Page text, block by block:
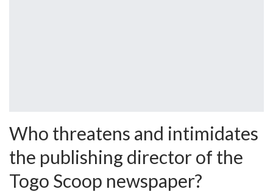
Who threatens and intimidates
the publishing director of the
Togo Scoop newspaper?